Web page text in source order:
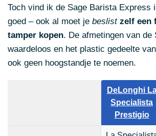
Toch vind ik de Sage Barista Express
goed – ook al moet je beslist zelf een
tamper kopen. De afmetingen van de
waardeloos en het plastic gedeelte
ook geen hoogstandje te noemen.
DeLonghi
Specialista
Prestigio